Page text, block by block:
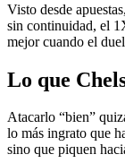
Visto desde
sin continuidad, el
mejor cuando el
Lo que
Atacarlo “bien”
lo más ingrato que
sino que piquen